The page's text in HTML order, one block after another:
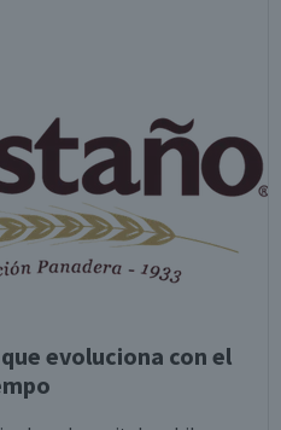
evoluciona con el